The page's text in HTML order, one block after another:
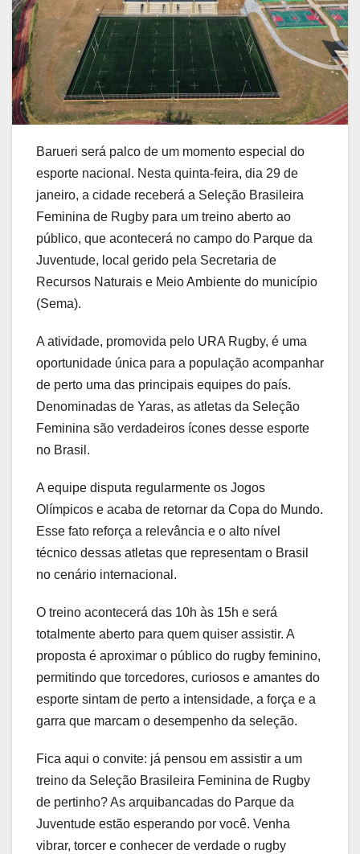
Barueri será palco de um momento especial do
esporte nacional. Nesta quinta-feira, dia 29 de
janeiro, a cidade receberá a Seleção Brasileira
Feminina de Rugby para um treino aberto ao
público, que acontecerá no campo do Parque da
Juventude, local gerido pela Secretaria de
Recursos Naturais e Meio Ambiente do município
(Sema).
A atividade, promovida pelo URA Rugby, é uma
oportunidade única para a população acompanhar
de perto uma das principais equipes do país.
Denominadas de Yaras, as atletas da Seleção
Feminina são verdadeiros ícones desse esporte
no Brasil.
A equipe disputa regularmente os Jogos
Olímpicos e acaba de retornar da Copa do Mundo.
Esse fato reforça a relevância e o alto nível
técnico dessas atletas que representam o Brasil
no cenário internacional.
O treino acontecerá das 10h às 15h e será
totalmente aberto para quem quiser assistir. A
proposta é aproximar o público do rugby feminino,
permitindo que torcedores, curiosos e amantes do
esporte sintam de perto a intensidade, a força e a
garra que marcam o desempenho da seleção.
Fica aqui o convite: já pensou em assistir a um
treino da Seleção Brasileira Feminina de Rugby
de pertinho? As arquibancadas do Parque da
Juventude estão esperando por você. Venha
vibrar, torcer e conhecer de verdade o rugby